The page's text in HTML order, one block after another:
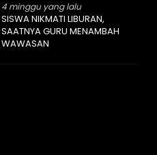
4 minggu yang lalu
SISWA NIKMATI LIBURAN,
SAATNYA GURU MENAMBAH
WAWASAN